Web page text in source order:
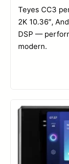
Teyes CC3
2K 10.36″,
DSP —
modern.